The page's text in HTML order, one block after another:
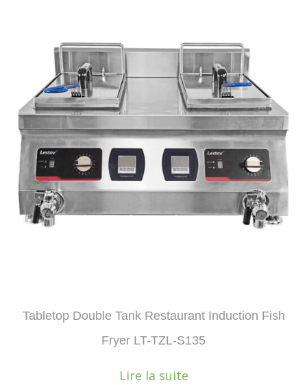
Tabletop Double Tank Restaurant Induction Fish
Fryer LT-TZL-S135
Lire la suite